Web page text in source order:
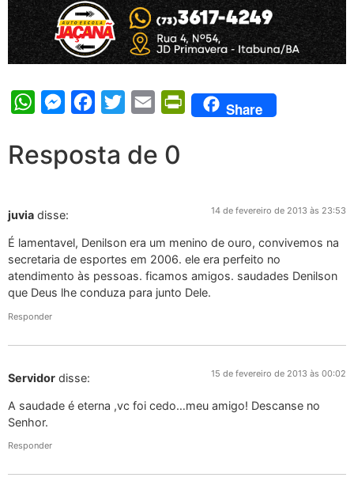
WhatsAppMessengerFacebook
Twitter Email PrintFriendly
Share
Resposta de 0
juvia disse: 14 de fevereiro de 2013 às 23:53
É lamentavel, Denilson era um menino de ouro, convivemos na
secretaria de esportes em 2006. ele era perfeito no
atendimento às pessoas. ficamos amigos. saudades Denilson
que Deus lhe conduza para junto Dele.
Responder
Servidor disse: 15 de fevereiro de 2013 às 00:02
A saudade é eterna ,vc foi cedo…meu amigo! Descanse no
Senhor.
Responder